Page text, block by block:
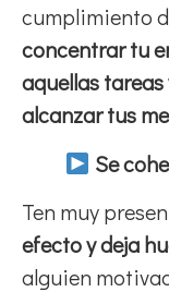
cumplimiento
concentrar tu
aquellas
alcanzar tus
Se
Ten muy
efecto y deja
alguien